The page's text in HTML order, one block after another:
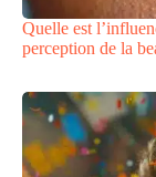
Quelle est
perception de la